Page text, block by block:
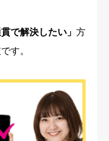
で解決したい」 方
す。